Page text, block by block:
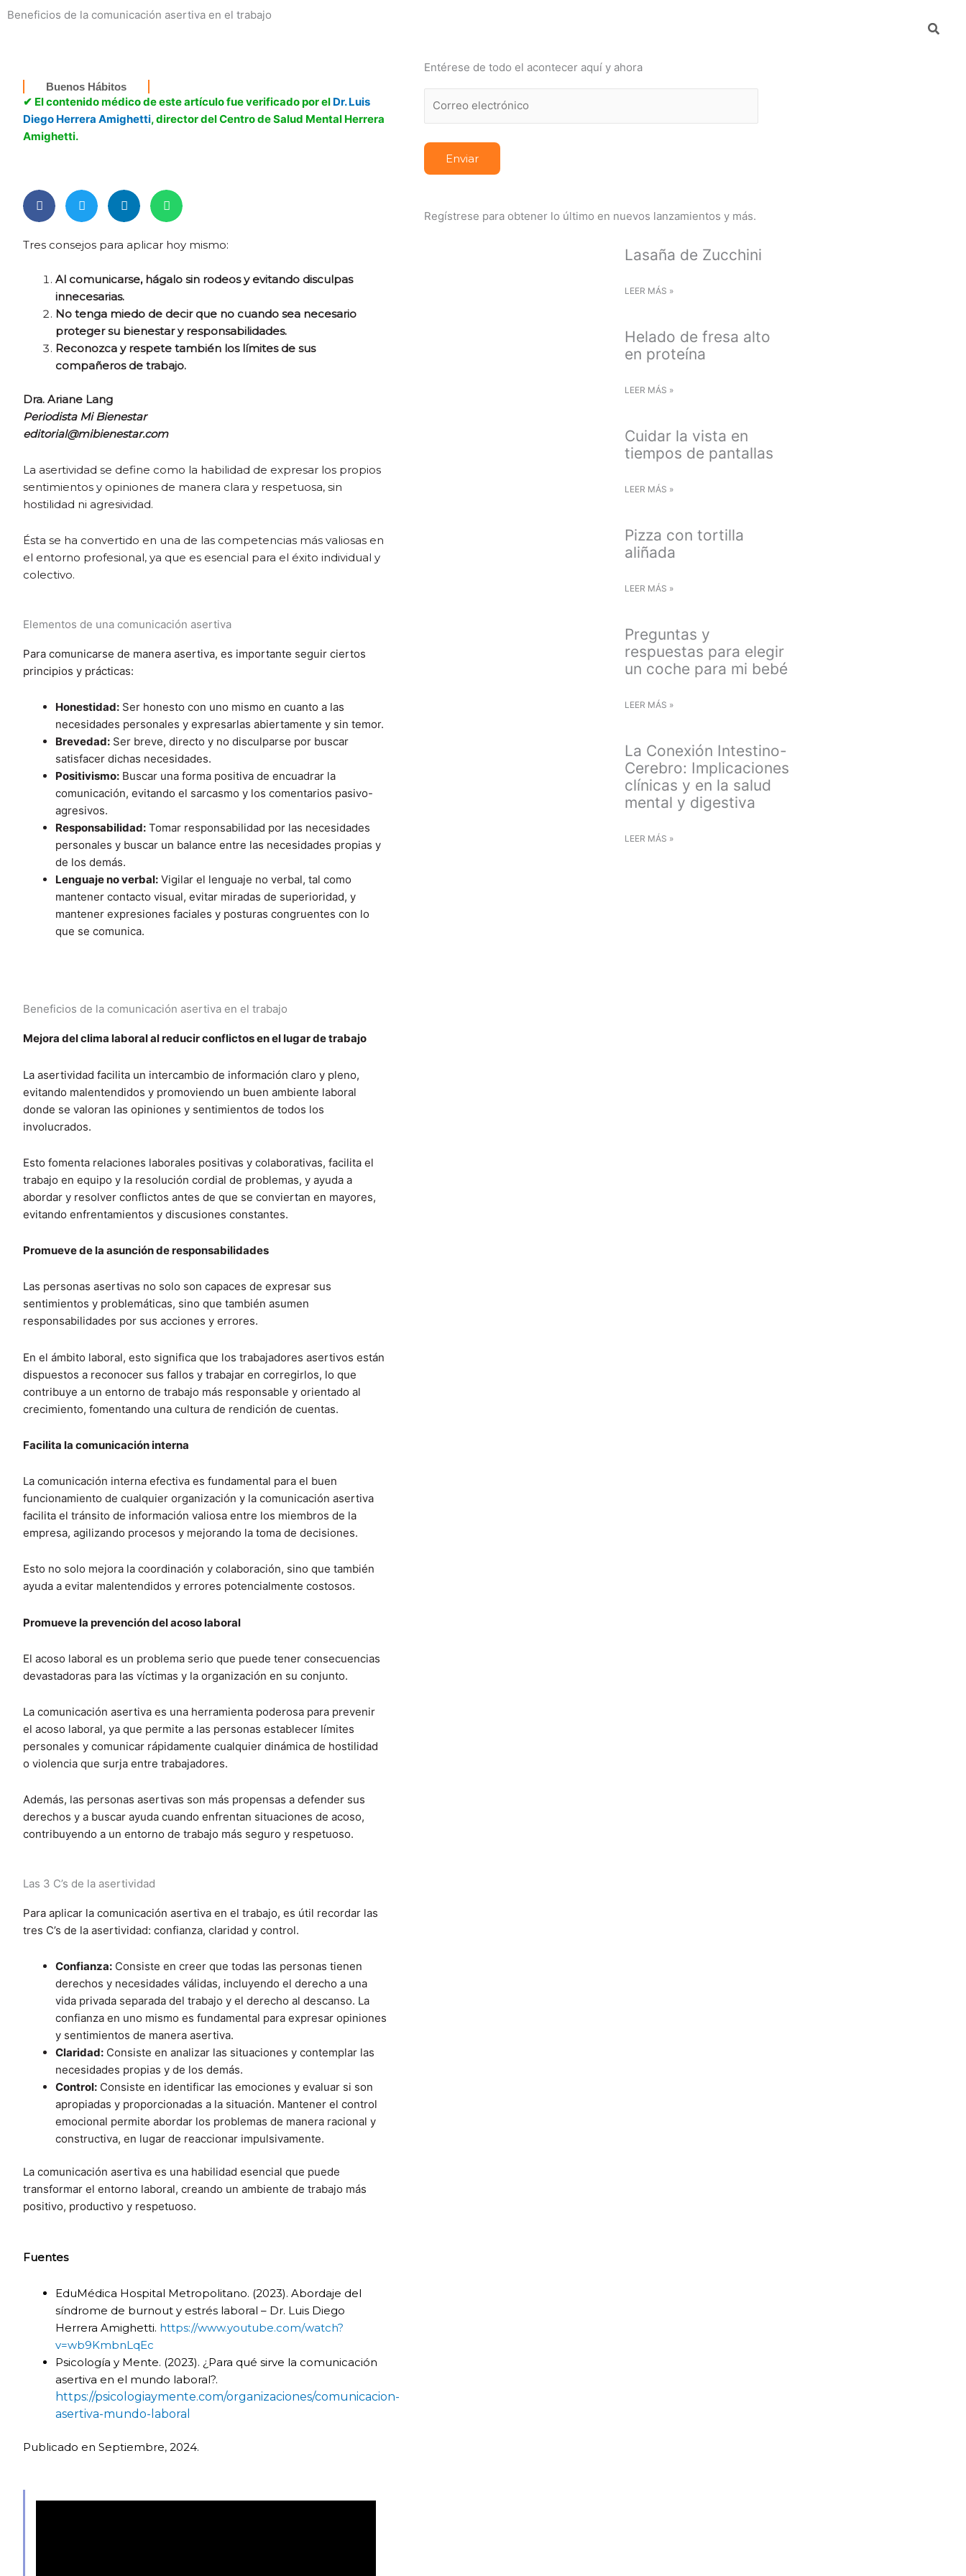
Beneficios de la comunicación asertiva en el trabajo
Buenos Hábitos
✔ El contenido médico de este artículo fue verificado porel Dr. Luis
Diego Herrera Amighetti, director del Centro de Salud Mental Herrera
Amighetti.
Tres consejos para aplicar hoy mismo:
Al comunicarse, hágalo sin rodeos y evitando disculpas
innecesarias.
No tenga miedo de decir que no cuando sea necesario
proteger su bienestar y responsabilidades.
Reconozca y respete también los límites de sus
compañeros de trabajo.
Dra. Ariane Lang
Periodista Mi Bienestar
editorial@mibienestar.com
La asertividad se define como la habilidad de expresar los propios
sentimientos y opiniones de manera clara y respetuosa, sin
hostilidad ni agresividad.
Ésta se ha convertido en una de las competencias más valiosas en
el entorno profesional, ya que es esencial para el éxito individual y
colectivo.
Elementos de una comunicación asertiva
Para comunicarse de manera asertiva, es importante seguir ciertos
principios y prácticas:
Honestidad: Ser honesto con uno mismo en cuanto a las
necesidades personales y expresarlas abiertamente y sin temor.
Brevedad: Ser breve, directo y no disculparse por buscar
satisfacer dichas necesidades.
Positivismo: Buscar una forma positiva de encuadrar la
comunicación, evitando el sarcasmo y los comentarios pasivo-
agresivos.
Responsabilidad: Tomar responsabilidad por las necesidades
personales y buscar un balance entre las necesidades propias y
de los demás.
Lenguaje no verbal: Vigilar el lenguaje no verbal, tal como
mantener contacto visual, evitar miradas de superioridad, y
mantener expresiones faciales y posturas congruentes con lo
que se comunica.
Beneficios de la comunicación asertiva en el trabajo
Mejora del clima laboral al reducir conflictos en el lugar de trabajo
La asertividad facilita un intercambio de información claro y pleno,
evitando malentendidos y promoviendo un buen ambiente laboral
donde se valoran las opiniones y sentimientos de todos los
involucrados.
Esto fomenta relaciones laborales positivas y colaborativas, facilita el
trabajo en equipo y la resolución cordial de problemas, y ayuda a
abordar y resolver conflictos antes de que se conviertan en mayores,
evitando enfrentamientos y discusiones constantes.
Promueve de la asunción de responsabilidades
Las personas asertivas no solo son capaces de expresar sus
sentimientos y problemáticas, sino que también asumen
responsabilidades por sus acciones y errores.
En el ámbito laboral, esto significa que los trabajadores asertivos están
dispuestos a reconocer sus fallos y trabajar en corregirlos, lo que
contribuye a un entorno de trabajo más responsable y orientado al
crecimiento, fomentando una cultura de rendición de cuentas.
Facilita la comunicación interna
La comunicación interna efectiva es fundamental para el buen
funcionamiento de cualquier organización y la comunicación asertiva
facilita el tránsito de información valiosa entre los miembros de la
empresa, agilizando procesos y mejorando la toma de decisiones.
Esto no solo mejora la coordinación y colaboración, sino que también
ayuda a evitar malentendidos y errores potencialmente costosos.
Promueve la prevención del acoso laboral
El acoso laboral es un problema serio que puede tener consecuencias
devastadoras para las víctimas y la organización en su conjunto.
La comunicación asertiva es una herramienta poderosa para prevenir
el acoso laboral, ya que permite a las personas establecer límites
personales y comunicar rápidamente cualquier dinámica de hostilidad
o violencia que surja entre trabajadores.
Además, las personas asertivas son más propensas a defender sus
derechos y a buscar ayuda cuando enfrentan situaciones de acoso,
contribuyendo a un entorno de trabajo más seguro y respetuoso.
Las 3 C’s de la asertividad
Para aplicar la comunicación asertiva en el trabajo, es útil recordar las
tres C’s de la asertividad: confianza, claridad y control.
Confianza: Consiste en creer que todas las personas tienen
derechos y necesidades válidas, incluyendo el derecho a una
vida privada separada del trabajo y el derecho al descanso. La
confianza en uno mismo es fundamental para expresar opiniones
y sentimientos de manera asertiva.
Claridad: Consiste en analizar las situaciones y contemplar las
necesidades propias y de los demás.
Control: Consiste en identificar las emociones y evaluar si son
apropiadas y proporcionadas a la situación. Mantener el control
emocional permite abordar los problemas de manera racional y
constructiva, en lugar de reaccionar impulsivamente.
La comunicación asertiva es una habilidad esencial que puede
transformar el entorno laboral, creando un ambiente de trabajo más
positivo, productivo y respetuoso.
Fuentes
EduMédica Hospital Metropolitano. (2023). Abordaje del
síndrome de burnout y estrés laboral – Dr. Luis Diego
Herrera Amighetti. https://www.youtube.com/watch?
v=wb9KmbnLqEc
Psicología y Mente. (2023). ¿Para qué sirve la comunicación
asertiva en el mundo laboral?.
https://psicologiaymente.com/organizaciones/comunicacion-
asertiva-mundo-laboral
Publicado en Septiembre, 2024.
Entérese de todo el acontecer aquí y ahora
Regístrese para obtener lo último en nuevos lanzamientos y más.
Lasaña de Zucchini
LEER MÁS »
Helado de fresa alto
en proteína
LEER MÁS »
Cuidar la vista en
tiempos de pantallas
LEER MÁS »
Pizza con tortilla
aliñada
LEER MÁS »
Preguntas y
respuestas para elegir
un coche para mi bebé
LEER MÁS »
La Conexión Intestino-
Cerebro: Implicaciones
clínicas y en la salud
mental y digestiva
LEER MÁS »